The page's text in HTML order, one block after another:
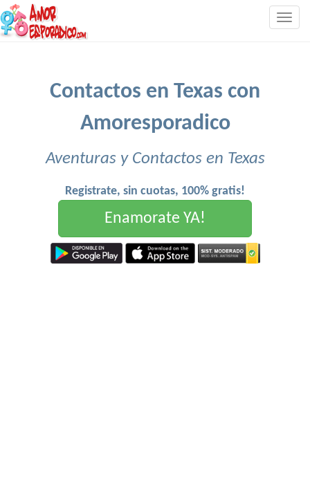
Contactos en Texas con
Amoresporadico
Aventuras y Contactos en Texas
Registrate, sin cuotas, 100% gratis!
Enamorate YA!